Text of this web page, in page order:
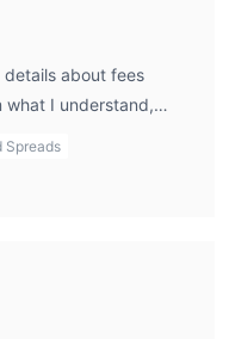
details about fees
what I understand,
on the account
relatively wide for
Spreads